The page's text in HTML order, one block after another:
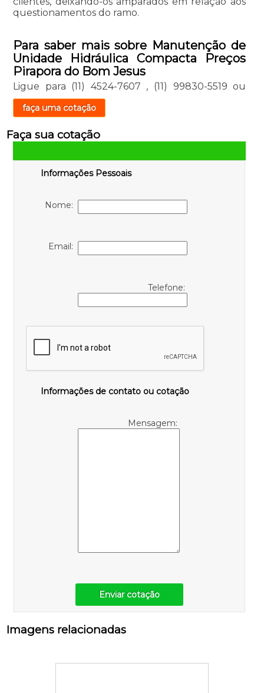
questionamentos do ramo.
Para saber mais sobre Manutenção de
Unidade Hidráulica Compacta Preços
Pirapora do Bom Jesus
Ligue para (11) 4524-7607 , (11) 99830-5519 ou
faça uma cotação
Faça sua cotação
Informações Pessoais
Nome:
Email:
Telefone:
Informações de contato ou cotação
Mensagem:
Enviar cotação
Imagens relacionadas